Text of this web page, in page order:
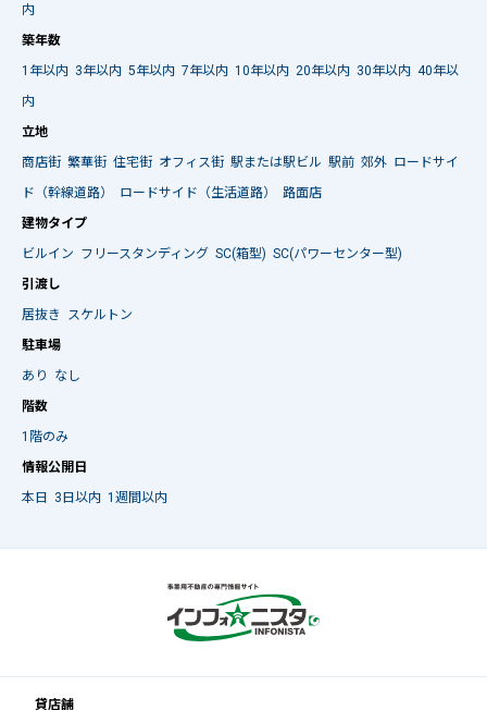
内
築年数
1年以内 3年以内 5年以内 7年以内 10年以内 20年以内 30年以内 40年以
内
立地
商店街 繁華街 住宅街 オフィス街 駅または駅ビル 駅前 郊外 ロードサイ
ド（幹線道路）
ロードサイド（生活道路）
路面店
建物タイプ
ビルイン フリースタンディング SC(箱型) SC(パワーセンター型)
引渡し
居抜き
スケルトン
駐車場
あり
なし
階数
1階のみ
情報公開日
本日
3日以内 1週間以内
貸店舗